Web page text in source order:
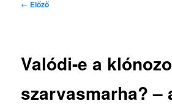
Bejegyzés
← Előző
Valódi-e a
szarvasmarha? –